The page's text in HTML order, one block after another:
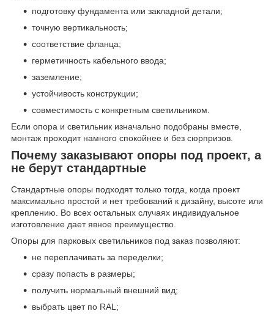
подготовку фундамента или закладной детали;
точную вертикальность;
соответствие фланца;
герметичность кабельного ввода;
заземление;
устойчивость конструкции;
совместимость с конкретным светильником.
Если опора и светильник изначально подобраны вместе,
монтаж проходит намного спокойнее и без сюрпризов.
Почему заказывают опоры под проект, а
не берут стандартные
Стандартные опоры подходят только тогда, когда проект
максимально простой и нет требований к дизайну, высоте или
креплению. Во всех остальных случаях индивидуальное
изготовление дает явное преимущество.
Опоры для парковых светильников под заказ позволяют:
не переплачивать за переделки;
сразу попасть в размеры;
получить нормальный внешний вид;
выбрать цвет по RAL;